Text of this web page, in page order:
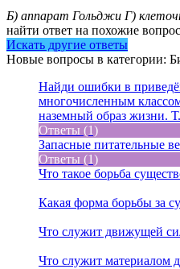
Б) аппарат Гольджи Г)
найти ответ на похожие
Искать другие ответы
Новые вопросы в категории:
Найди ошибки в
многочисленным
наземный образ жизни.
Ответы (1)
Запасные питательные
Ответы (1)
Что такое борьба
Какая форма борьбы за
Что служит движущей
Что служит материалом